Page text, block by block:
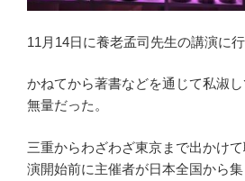
11月14日に養老孟司先生の講演に行
かねてから著書などを通じて私淑
無量だった。
三重からわざわざ東京まで出かけ
演開始前に主催者が日本全国から